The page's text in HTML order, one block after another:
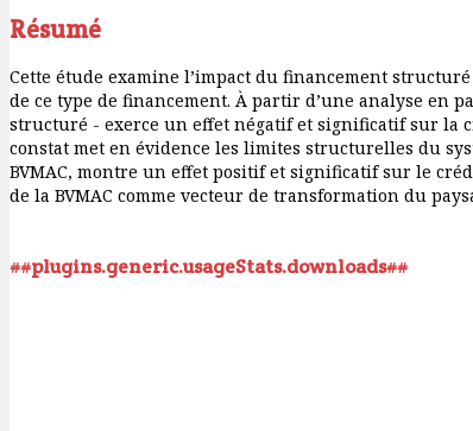
Résumé
Cette étude examine l’impact du financement
de ce type de financement. À partir d’une analyse en
structuré - exerce un effet négatif et significatif sur la
constat met en évidence les limites structurelles du
BVMAC, montre un effet positif et significatif sur le
de la BVMAC comme vecteur de transformation du
##plugins.generic.usageStats.downloads##